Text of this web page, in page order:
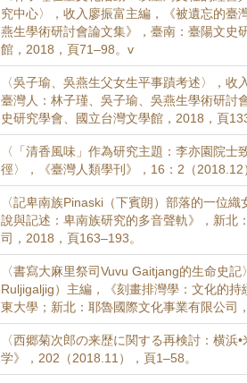
究中心〉，收入廖振富主編，《被遺忘的臺
燕生學術研討會論文集》，臺南：臺陽文史
館，2018，頁71–98。v
〈吳子瑜、吳燕生父女生平事蹟考述〉，收
臺灣人：林子瑾、吳子瑜、吳燕生學術研討
史研究學會、國立台灣文學館，2018，頁
〈「清香風味」作為研究主題：李亦園院士
徑〉，《臺灣人類學刊》，16：2（2018.12
〈記卑南族Pinaski（下賓朗）部落的一位
說與記述：卑南族研究的多音聲軌》，新北
司，2018，頁163–193。
〈書寫大麻里祭司Vuvu Gaitjang的生命史
Ruljigaljig）主編，《刻畫排灣學：文化的
東大學；新北：耶魯國際文化事業有限公司
〈西郷菊次郎の来歴に関する再検討：横浜
学》，202（2018.11），頁1–58。